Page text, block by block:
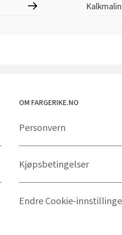
OM FARGERIKE.NO
Personvern
Kjøpsbetingelser
Endre Cookie-